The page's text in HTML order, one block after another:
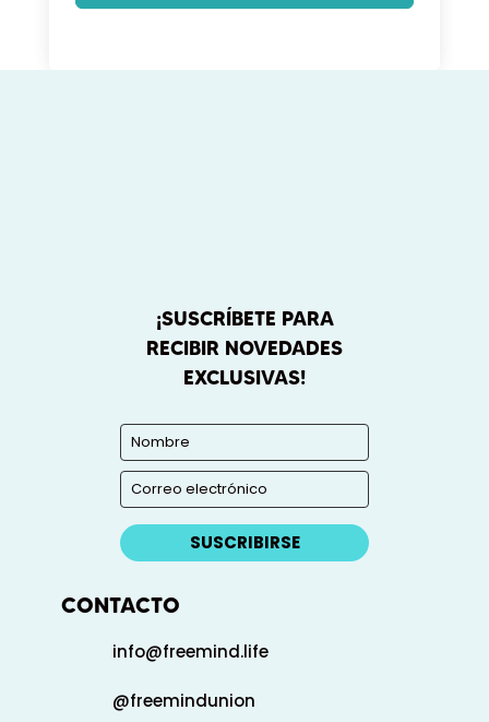
¡SUSCRÍBETE PARA
RECIBIR NOVEDADES
EXCLUSIVAS!
SUSCRIBIRSE
CONTACTO
info@freemind.life
@freemindunion